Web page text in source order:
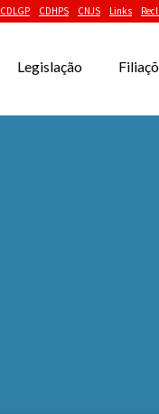
CDLGP CDHPS CNJS Links
Legislação